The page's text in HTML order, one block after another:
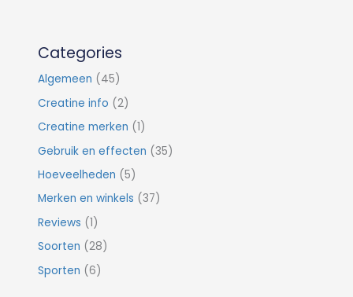
Categories
Algemeen (45)
Creatine info (2)
Creatine merken (1)
Gebruik en effecten (35)
Hoeveelheden (5)
Merken en winkels (37)
Reviews (1)
Soorten (28)
Sporten (6)